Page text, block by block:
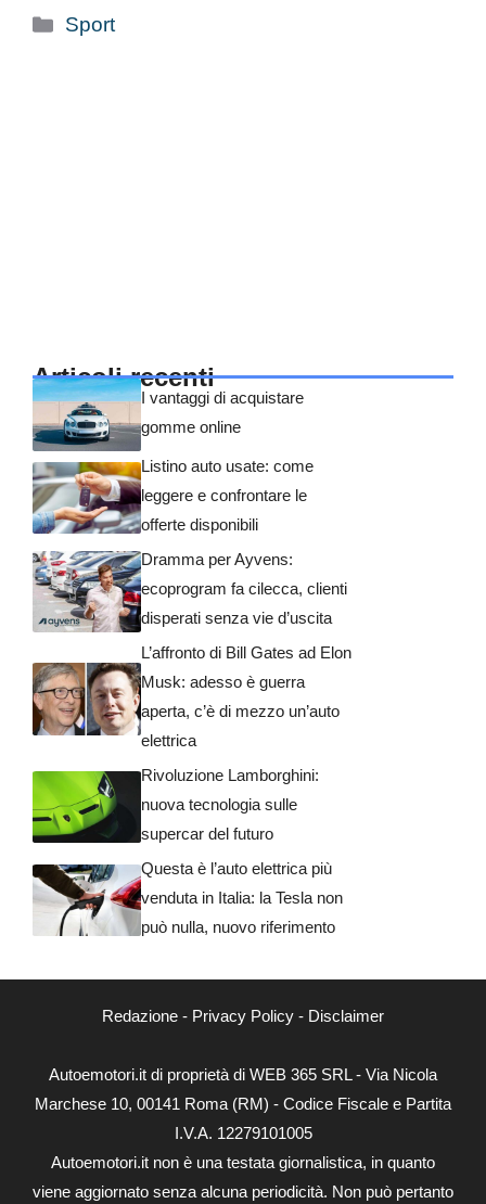
Categorie
Sport
Articoli recenti
I vantaggi di acquistare
gomme online
Listino auto usate: come
leggere e confrontare le
offerte disponibili
Dramma per Ayvens:
ecoprogram fa cilecca, clienti
disperati senza vie d’uscita
L’affronto di Bill Gates ad Elon
Musk: adesso è guerra
aperta, c’è di mezzo un’auto
elettrica
Rivoluzione Lamborghini:
nuova tecnologia sulle
supercar del futuro
Questa è l’auto elettrica più
venduta in Italia: la Tesla non
può nulla, nuovo riferimento
Redazione - Privacy Policy - Disclaimer
Autoemotori.it di proprietà di WEB 365 SRL - Via Nicola
Marchese 10, 00141 Roma (RM) - Codice Fiscale e Partita
I.V.A. 12279101005
Autoemotori.it non è una testata giornalistica, in quanto
viene aggiornato senza alcuna periodicità. Non può pertanto